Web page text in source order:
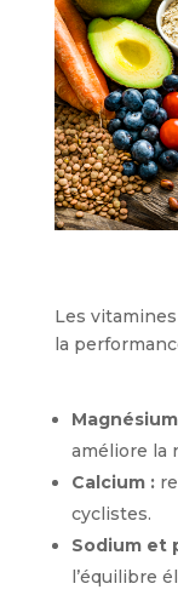
Les
la
améliore la
Calcium :
cyclistes.
Sodium et
l’équilibre